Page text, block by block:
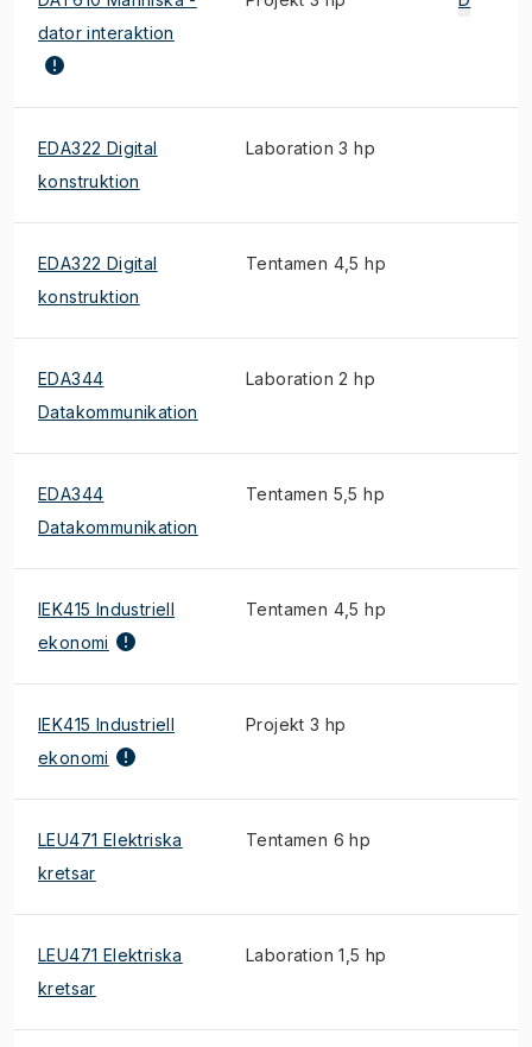
dator interaktion
EDA322 Digital
konstruktion
Laboration 3 hp
EDA322 Digital
konstruktion
Tentamen 4,5 hp
EDA344
Datakommunikation
Laboration 2 hp
EDA344
Datakommunikation
Tentamen 5,5 hp
IEK415 Industriell
ekonomi
Tentamen 4,5 hp
IEK415 Industriell
ekonomi
Projekt 3 hp
LEU471 Elektriska
kretsar
Tentamen 6 hp
LEU471 Elektriska
kretsar
Laboration 1,5 hp